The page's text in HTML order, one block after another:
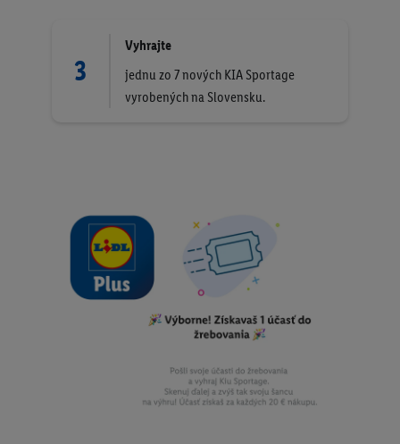
3
Vyhrajte
jednu zo 7 nových KIA Sportage
vyrobených na Slovensku.